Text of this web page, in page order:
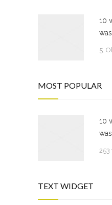
10
5.
MOST POPULAR
10
253
TEXT WIDGET